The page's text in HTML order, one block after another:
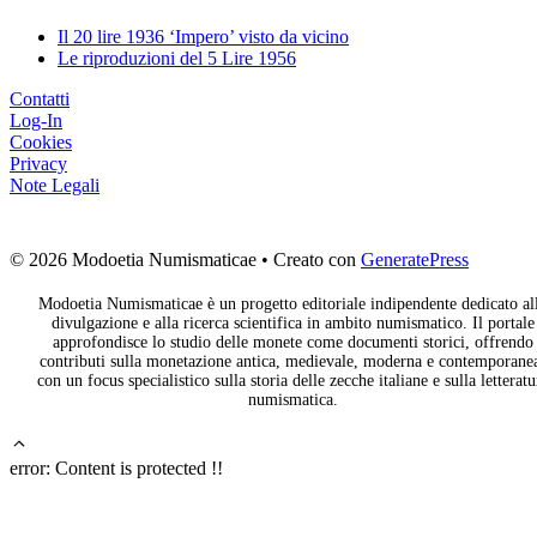
Il 20 lire 1936 ‘Impero’ visto da vicino
Le riproduzioni del 5 Lire 1956
Contatti
Log-In
Cookies
Privacy
Note Legali
© 2026 Modoetia Numismaticae • Creato con GeneratePress
Modoetia Numismaticae è un progetto editoriale indipendente dedicato
divulgazione e alla ricerca scientifica in ambito numismatico. Il portale
approfondisce lo studio delle monete come documenti storici, offrendo
contributi sulla monetazione antica, medievale, moderna e
con un focus specialistico sulla storia delle zecche italiane e sulla
numismatica.
error: Content is protected !!